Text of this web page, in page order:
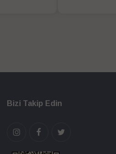
Bizi Takip Edin